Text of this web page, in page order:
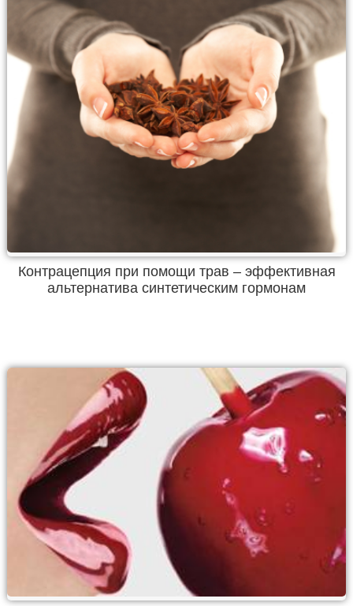
Контрацепция при помощи трав – эффективная
альтернатива синтетическим гормонам